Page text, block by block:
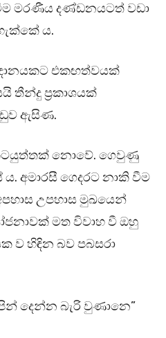
මරණීය දණ්ඩනයටත් වඩා
ය.
එකඟත්වයක්
තීන්දු ප්‍රකාශයක්
ඇසිණ.
නොවේ. ගෙවුණු
අමාරසී ගෙදරට නාකි වීම
උපහාස මුඛයෙන්
මත විවාහ වී ඔහු
ව හිඳින බව පබසරා
දෙන්න බැරි වුණානෙ”